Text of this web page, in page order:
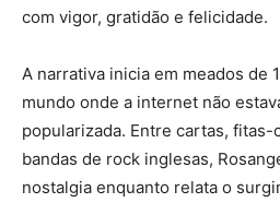
com vigor, gratidão e felicidade.
A narrativa inicia em meados de
mundo onde a internet não
popularizada. Entre cartas, fitas-
bandas de rock inglesas,
nostalgia enquanto relata o